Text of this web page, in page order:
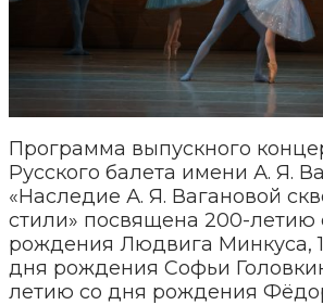
Программа выпускного
Русского балета имени А. Я.
«Наследие А. Я. Вагановой
стили» посвящена 200-летию
рождения Людвига Минкуса,
дня рождения Софьи
летию со дня рождения